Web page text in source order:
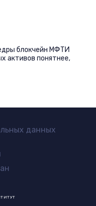
блокчейн МФТИ
активов понятнее,
данных